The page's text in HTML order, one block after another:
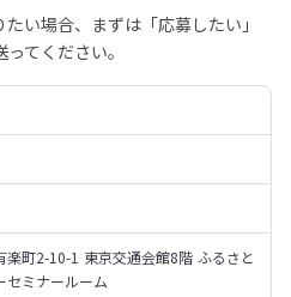
い場合、まずは「応募したい」
てください。
楽町2-10-1 東京交通会館8階 ふるさと
セミナールーム